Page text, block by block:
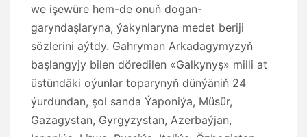
we işewüre hem-de onuň dogan-
garyndaşlaryna, ýakynlaryna medet beriji
sözlerini aýtdy. Gahryman Arkadagymyzyň
başlangyjy bilen döredilen «Galkynyş» milli at
üstündäki oýunlar toparynyň dünýäniň 24
ýurdundan, şol sanda Ýaponiýa, Müsür,
Gazagystan, Gyrgyzystan, Azerbaýjan,